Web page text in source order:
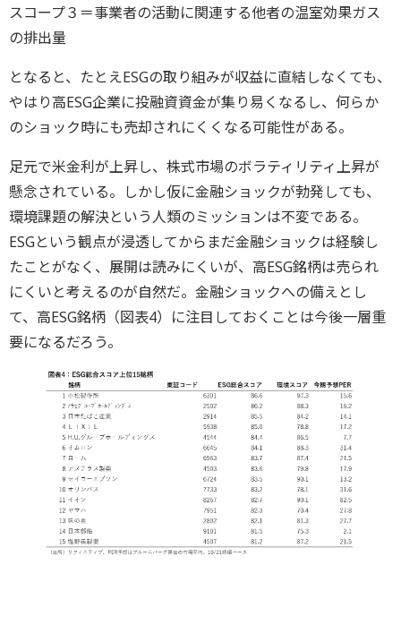
スコープ３＝事業者の活動に関連する他者の温室効果ガス
の排出量
となると、たとえESGの取り組みが収益に直結しなくても、
やはり高ESG企業に投融資資金が集り易くなるし、何らか
のショック時にも売却されにくくなる可能性がある。
足元で米金利が上昇し、株式市場のボラティリティ上昇が
懸念されている。しかし仮に金融ショックが勃発しても、
環境課題の解決という人類のミッションは不変である。
ESGという観点が浸透してからまだ金融ショックは経験し
たことがなく、展開は読みにくいが、高ESG銘柄は売られ
にくいと考えるのが自然だ。金融ショックへの備えとし
て、高ESG銘柄（図表4）に注目しておくことは今後一層重
要になるだろう。